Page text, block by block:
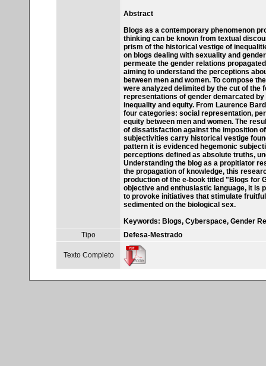
Abstract
Blogs as a contemporary phenomenon
thinking can be known from textual
prism of the historical vestige of
on blogs dealing with sexuality and
permeate the gender relations
aiming to understand the perceptions
between men and women. To compose
were analyzed delimited by the cut of the
representations of gender demarcated
inequality and equity. From Laurence
four categories: social representation,
equity between men and women. The
of dissatisfaction against the imposition
subjectivities carry historical vestige
pattern it is evidenced hegemonic
perceptions defined as absolute truths,
Understanding the blog as a propitiator
the propagation of knowledge, this
production of the e-book titled "Blogs for
objective and enthusiastic language, it is
to provoke initiatives that stimulate
sedimented on the biological sex.
Keywords: Blogs, Cyberspace, Gender
Tipo
Defesa-Mestrado
Texto Completo